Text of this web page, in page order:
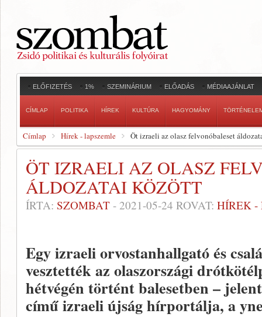
ELŐFIZETÉS 1% SZEMINÁRIUM ELŐADÁS MÉDIAAJÁNLAT
CÍMLAP POLITIKA HÍREK KULTÚRA HAGYOMÁNY
Címlap Hírek - lapszemle Öt izraeli az olasz felvonóbaleset
ÖT IZRAELI AZ OLASZ
ÁLDOZATAI KÖZÖTT
ÍRTA: SZOMBAT - 2021-05-24 ROVAT: HÍREK -
Egy izraeli orvostanhallgató és
vesztették az olaszországi
hétvégén történt balesetben –
című izraeli újság hírportálja, a